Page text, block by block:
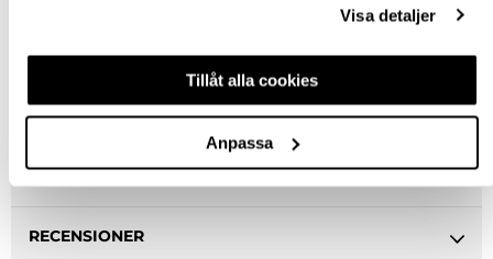
Visa detaljer
Tillåt alla cookies
Anpassa
SPECIFIKATION
RECENSIONER